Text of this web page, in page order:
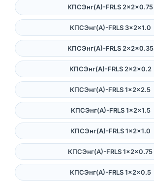
КПСЭнг(А)-FRLS 2×2×0.75
КПСЭнг(А)-FRLS 3×2×1.0
КПСЭнг(А)-FRLS 2×2×0.35
КПСЭнг(А)-FRLS 2×2×0.2
КПСЭнг(А)-FRLS 1×2×2.5
КПСЭнг(А)-FRLS 1×2×1.5
КПСЭнг(А)-FRLS 1×2×1.0
КПСЭнг(А)-FRLS 1×2×0.75
КПСЭнг(А)-FRLS 1×2×0.5